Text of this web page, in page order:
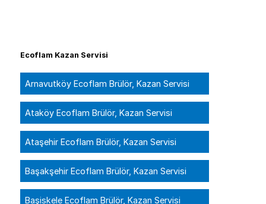
Ecoflam Kazan Servisi
Arnavutköy Ecoflam Brülör, Kazan Servisi
Ataköy Ecoflam Brülör, Kazan Servisi
Ataşehir Ecoflam Brülör, Kazan Servisi
Başakşehir Ecoflam Brülör, Kazan Servisi
Başiskele Ecoflam Brülör, Kazan Servisi